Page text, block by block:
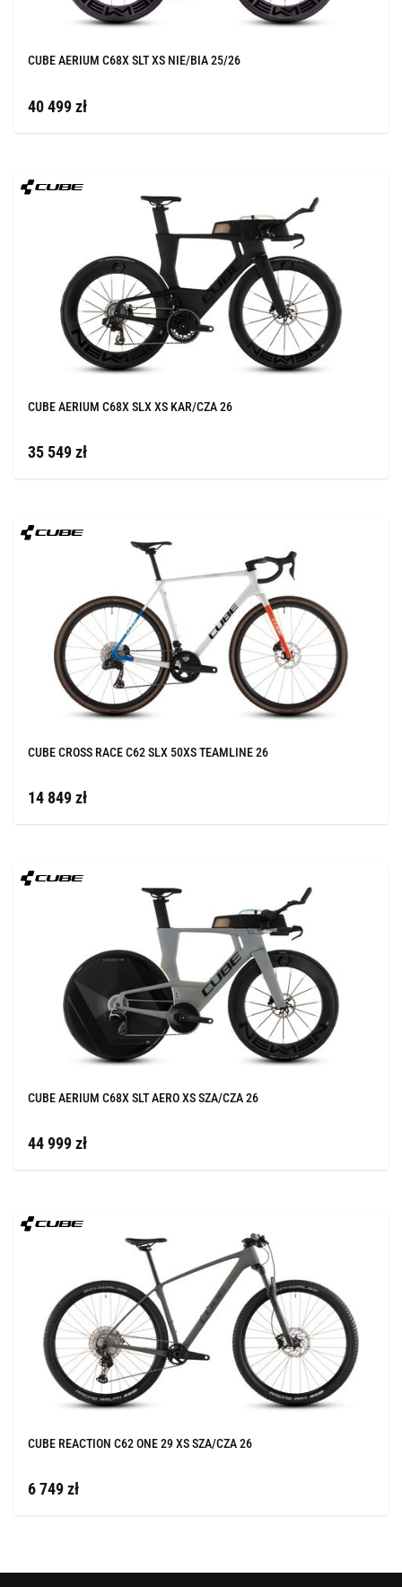
CUBE AERIUM C68X SLT XS NIE/BIA 25/26
40 499 zł
CUBE AERIUM C68X SLX XS KAR/CZA 26
35 549 zł
CUBE CROSS RACE C62 SLX 50XS TEAMLINE 26
14 849 zł
CUBE AERIUM C68X SLT AERO XS SZA/CZA 26
44 999 zł
CUBE REACTION C62 ONE 29 XS SZA/CZA 26
6 749 zł